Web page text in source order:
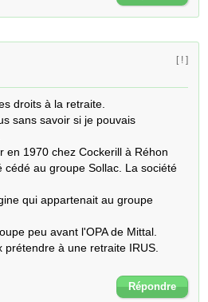
[ ! ]
droits à la retraite.
sans savoir si je pouvais
en 1970 chez Cockerill à Réhon
cédé au groupe Sollac. La société
qui appartenait au groupe
peu avant l'OPA de Mittal.
à une retraite IRUS.
Répondre